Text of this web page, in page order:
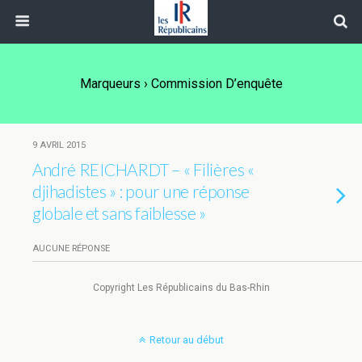
Marqueurs › Commission D’enquête
9 AVRIL 2015
André REICHARDT – « Filières «
djihadistes » : pour une réponse
globale et sans faiblesse »
AUCUNE RÉPONSE
Copyright Les Républicains du Bas-Rhin
Retour au début